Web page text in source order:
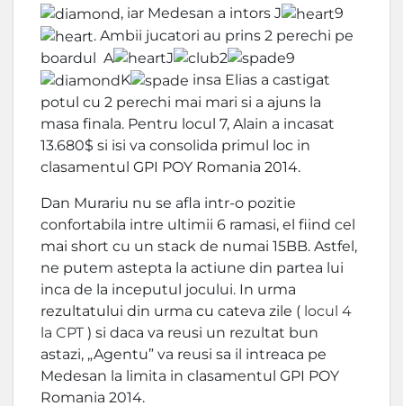
, iar Medesan a intors J
9
. Ambii jucatori au prins 2 perechi pe
boardul A
J 2
9
K
insa Elias a castigat
potul cu 2 perechi mai mari si a ajuns la
masa finala. Pentru locul 7, Alain a incasat
13.680$ si isi va consolida primul loc in
clasamentul GPI POY Romania 2014.
Dan Murariu nu se afla intr-o pozitie
confortabila intre ultimii 6 ramasi, el fiind cel
mai short cu un stack de numai 15BB. Astfel,
ne putem astepta la actiune din partea lui
inca de la inceputul jocului. In urma
rezultatului din urma cu cateva zile ( locul 4
la CPT ) si daca va reusi un rezultat bun
astazi, „Agentu” va reusi sa il intreaca pe
Medesan la limita in clasamentul GPI POY
Romania 2014.